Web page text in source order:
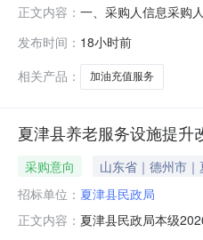
正文内容： 一、采购人信息采购
议合同授予阶段项目
发布时间： 18小时前
相关产品：
加油充值服务
夏津县养老服务设施提升
采购意向 山东省｜德州市
招标单位： 夏津县民政局
正文内容： 夏津县民政局本级